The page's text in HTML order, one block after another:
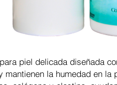
piel delicada diseñada
mantienen la humedad en la